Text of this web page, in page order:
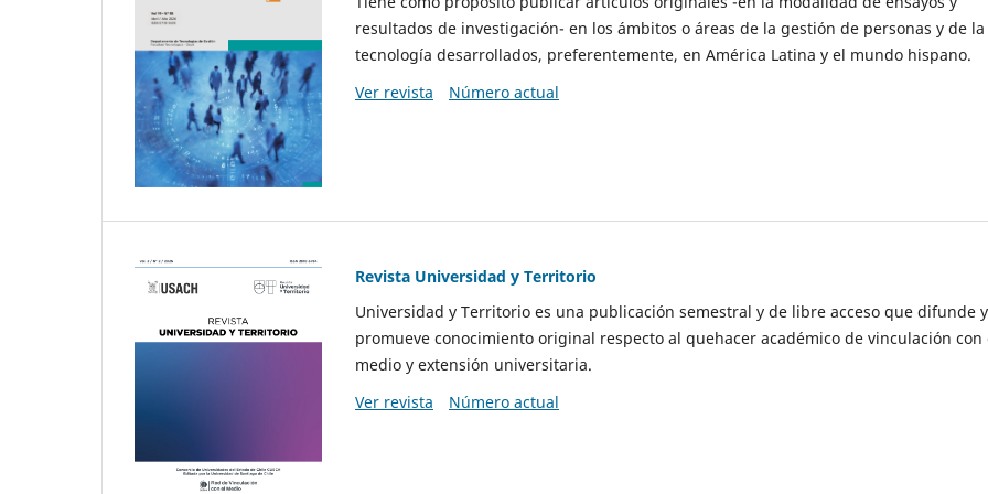
resultados de investigación- en los ámbitos o áreas de la gestión de personas y de la
tecnología desarrollados, preferentemente, en América Latina y el mundo hispano.
Ver revista
Número actual
Revista Universidad y Territorio
Universidad y Territorio es una publicación semestral y de libre acceso que difunde y
promueve conocimiento original respecto al quehacer académico de vinculación con
medio y extensión universitaria.
Ver revista
Número actual